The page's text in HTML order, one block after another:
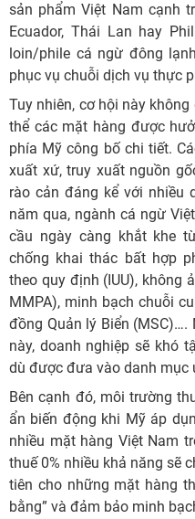
sản phẩm Việt Nam cạnh
Ecuador, Thái Lan hay
loin/phile cá ngừ đông
phục vụ chuỗi dịch vụ thực
Tuy nhiên, cơ hội này
thể các mặt hàng được
phía Mỹ công bố chi tiết.
xuất xứ, truy xuất nguồn
rào cản đáng kể với nhiều
năm qua, ngành cá ngừ
cầu ngày càng khắt khe
chống khai thác bất hợp
theo quy định (IUU), không
MMPA), minh bạch chuỗi
đồng Quản lý Biển
này, doanh nghiệp sẽ khó
dù được đưa vào danh mục
Bên cạnh đó, môi trường
ẩn biến động khi Mỹ áp
nhiều mặt hàng Việt Nam
thuế 0% nhiều khả năng sẽ
tiên cho những mặt hàng
bằng” và đảm bảo minh